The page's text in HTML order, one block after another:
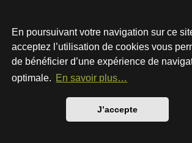
En poursuivant votre navigation sur ce
acceptez l’utilisation de cookies vous
de bénéficier d’une expérience de
optimale. En savoir plus…
J’accepte
Développé parphpBB® Forum Software ©
Style par
Traduction française officielle